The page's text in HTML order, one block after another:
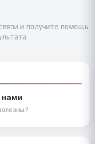
и получите помощь
нами